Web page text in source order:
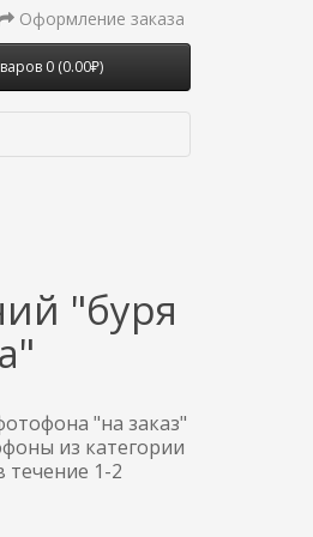
Оформление заказа
0 (0.00₽)
"буря
"на заказ"
из категории
течение 1-2